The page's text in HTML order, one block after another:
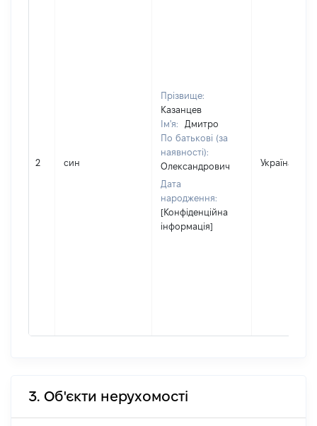
2 син
Прізвище:
Казанцев
Ім'я:
Дмитро
По батькові (за
наявності):
Олександрович
Дата
народження:
[Конфіденційна
інформація]
Україна
3. Об'єкти нерухомості